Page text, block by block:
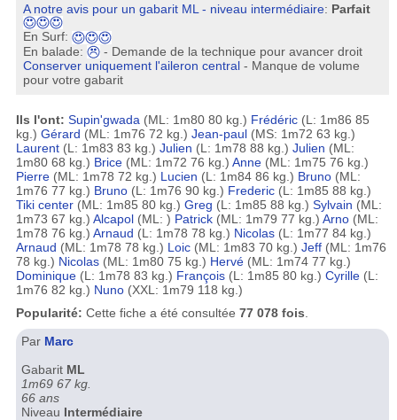
A notre avis pour un gabarit ML - niveau intermédiaire: Parfait
En Surf:
En balade:
- Demande de la technique pour avancer droit
Conserver uniquement l'aileron central - Manque de volume
pour votre gabarit
Ils l'ont: Supin'gwada (ML: 1m80 80 kg.) Frédéric(L: 1m86 85
kg.) Gérard (ML: 1m76 72 kg.) Jean-paul(MS: 1m72 63 kg.)
Laurent(L: 1m83 83 kg.) Julien (L: 1m78 88 kg.) Julien (ML:
1m80 68 kg.) Brice(ML: 1m72 76 kg.) Anne(ML: 1m75 76 kg.)
Pierre(ML: 1m78 72 kg.) Lucien (L: 1m84 86 kg.) Bruno(ML:
1m76 77 kg.) Bruno(L: 1m76 90 kg.) Frederic(L: 1m85 88 kg.)
Tiki center(ML: 1m85 80 kg.) Greg (L: 1m85 88 kg.) Sylvain (ML:
1m73 67 kg.) Alcapol(ML: ) Patrick(ML: 1m79 77 kg.) Arno(ML:
1m78 76 kg.) Arnaud (L: 1m78 78 kg.) Nicolas(L: 1m77 84 kg.)
Arnaud (ML: 1m78 78 kg.) Loic(ML: 1m83 70 kg.) Jeff(ML: 1m76
78 kg.) Nicolas(ML: 1m80 75 kg.) Hervé(ML: 1m74 77 kg.)
Dominique(L: 1m78 83 kg.) François(L: 1m85 80 kg.) Cyrille(L:
1m76 82 kg.) Nuno(XXL: 1m79 118 kg.)
Popularité: Cette fiche a été consultée 77 078 fois
Par Marc
Gabarit ML
1m69 67 kg.
66 ans
Niveau Intermédiaire